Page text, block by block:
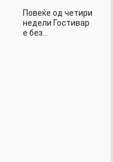
Повеќе од четири
недели Гостивар
е без…